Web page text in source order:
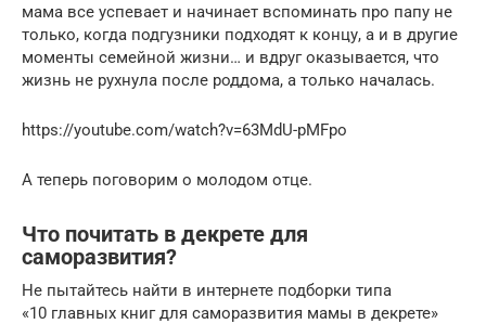
мама все успевает и начинает вспоминать про папу не
только, когда подгузники подходят к концу, а и в другие
моменты семейной жизни… и вдруг оказывается, что
жизнь не рухнула после роддома, а только началась.
https://youtube.com/watch?v=63MdU-pMFpo
А теперь поговорим о молодом отце.
Что почитать в декрете для
саморазвития?
Не пытайтесь найти в интернете подборки типа
«10 главных книг для саморазвития мамы в декрете»